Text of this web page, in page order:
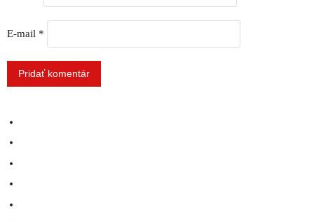
E-mail *